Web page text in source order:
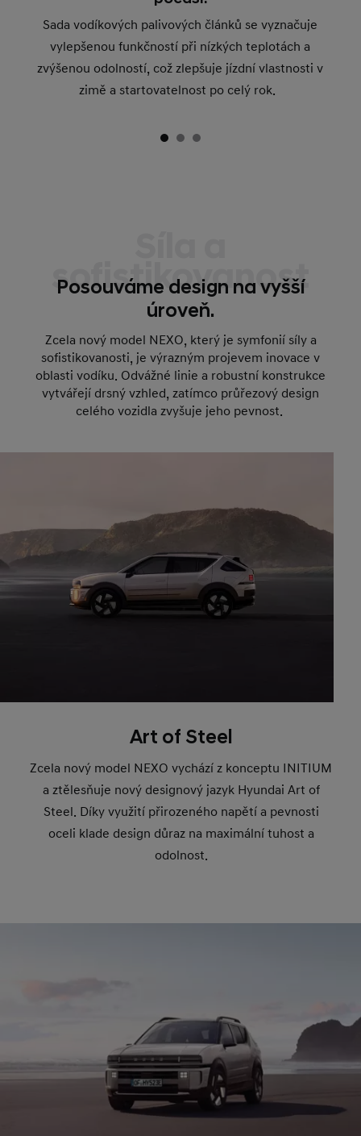
Sada vodíkových palivových článků se vyznačuje
vylepšenou funkčností při nízkých teplotách a
zvýšenou odolností, což zlepšuje jízdní vlastnosti v
zimě a startovatelnost po celý rok.
sofistikovanost
Posouváme design na vyšší
úroveň.
Zcela nový model NEXO, který je symfonií síly a
sofistikovanosti, je výrazným projevem inovace v
oblasti vodíku. Odvážné linie a robustní konstrukce
vytvářejí drsný vzhled, zatímco průřezový design
celého vozidla zvyšuje jeho pevnost.
Art of Steel
Zcela nový model NEXO vychází z konceptu INITIUM
a ztělesňuje nový designový jazyk Hyundai Art of
Steel. Díky využití přirozeného napětí a pevnosti
oceli klade design důraz na maximální tuhost a
odolnost.